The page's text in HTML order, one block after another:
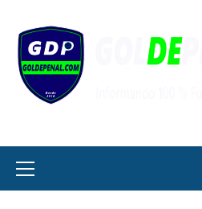
contenido
principal